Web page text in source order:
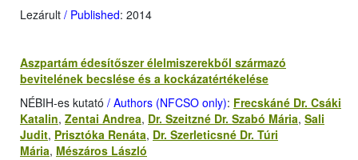
Lezárult / Published: 2014
Aszpartám édesítőszer élelmiszerekből származó
bevitelének becslése és a kockázatértékelése
NÉBIH-es kutató / Authors (NFCSO only): Frecskáné Dr. Csáki
Katalin, Zentai Andrea, Dr. Szeitzné Dr. Szabó Mária, Sali
Judit, Prisztóka Renáta, Dr. Szerleticsné Dr. Túri
Mária, Mészáros László